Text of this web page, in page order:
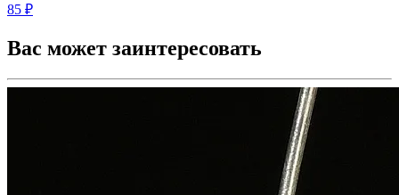
85 ₽
Вас может заинтересовать